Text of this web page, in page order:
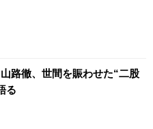
路徹、世間を賑わせた“二股
る